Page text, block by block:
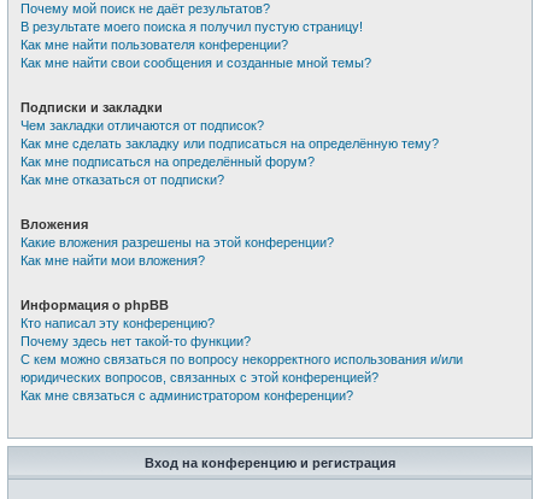
Почему мой поиск не даёт результатов?
В результате моего поиска я получил пустую страницу!
Как мне найти пользователя конференции?
Как мне найти свои сообщения и созданные мной темы?
Подписки и закладки
Чем закладки отличаются от подписок?
Как мне сделать закладку или подписаться на определённую тему?
Как мне подписаться на определённый форум?
Как мне отказаться от подписки?
Вложения
Какие вложения разрешены на этой конференции?
Как мне найти мои вложения?
Информация о phpBB
Кто написал эту конференцию?
Почему здесь нет такой-то функции?
С кем можно связаться по вопросу некорректного использования и/или
юридических вопросов, связанных с этой конференцией?
Как мне связаться с администратором конференции?
Вход на конференцию и регистрация